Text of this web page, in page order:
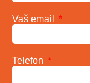
Vaš email
Telefon